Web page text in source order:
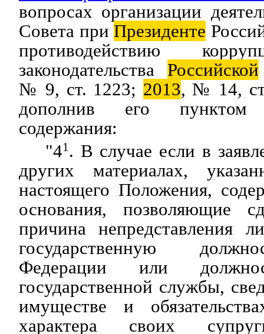
вопросах организации
Совета при Президенте
противодействию
законодательства Российской
№ 9, ст. 1223; 2013, № 14,
дополнив его
содержания:
"41 . В случае если в
других материалах,
настоящего Положения,
основания, позволяющие
причина непредставления
государственную
Федерации или
государственной службы,
имуществе и
характера своих